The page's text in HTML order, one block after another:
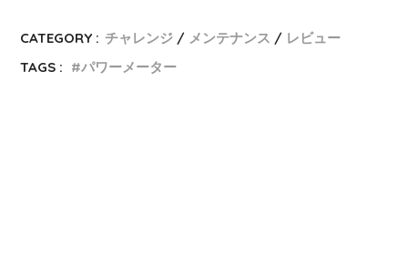
CATEGORY : チャレンジ メンテナンス
レビュー
TAGS :
パワーメーター